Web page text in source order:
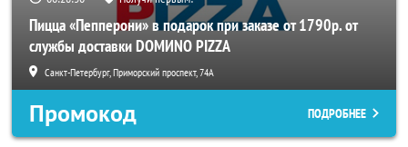
Пицца «Пепперони» в подарок при заказе от 1790р. от
службы доставки DOMИNO PIZZA
Санкт-Петербург, Приморский проспект, 74А
Промокод ПОДРОБНЕЕ